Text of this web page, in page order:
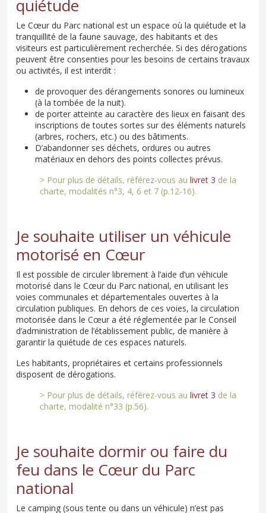
quiétude
Le Cœur du Parc national est un espace où la quiétude et la
tranquillité de la faune sauvage, des habitants et des
visiteurs est particulièrement recherchée. Si des dérogations
peuvent être consenties pour les besoins de certains travaux
ou activités, il est interdit :
de provoquer des dérangements sonores ou lumineux
(à la tombée de la nuit).
de porter atteinte au caractère des lieux en faisant des
inscriptions de toutes sortes sur des éléments naturels
(arbres, rochers, etc.) ou des bâtiments.
D’abandonner ses déchets, ordures ou autres
matériaux en dehors des points collectes prévus.
> Pour plus de détails, référez-vous au livret 3 de la
charte, modalités n°3, 4, 6 et 7 (p.12-16).
Je souhaite utiliser un véhicule
motorisé en Cœur
Il est possible de circuler librement à l’aide d’un véhicule
motorisé dans le Cœur du Parc national, en utilisant les
voies communales et départementales ouvertes à la
circulation publiques. En dehors de ces voies, la circulation
motorisée dans le Cœur a été réglementée par le Conseil
d’administration de l’établissement public, de manière à
garantir la quiétude de ces espaces naturels.
Les habitants, propriétaires et certains professionnels
disposent de dérogations.
> Pour plus de détails, référez-vous au livret 3 de la
charte, modalité n°33 (p.56).
Je souhaite dormir ou faire du
feu dans le Cœur du Parc
national
Le camping (sous tente ou dans un véhicule) n’est pas